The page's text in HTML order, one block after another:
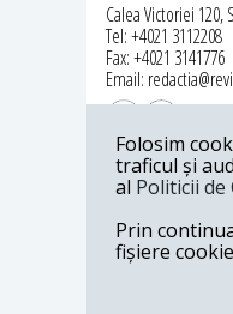
Calea Victoriei 120,
Tel: +4021 3112208
Fax: +4021 3141776
Email:
Revista 22
Folosim
traficul și
al Politicii
Prin
fișiere